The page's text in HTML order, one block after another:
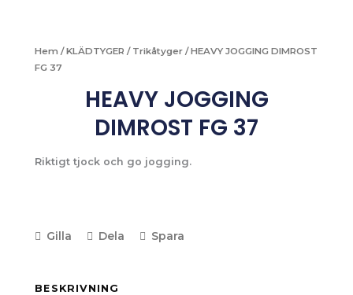
Hem /KLÄDTYGER / Trikåtyger / HEAVY JOGGING DIMROST
FG 37
HEAVY JOGGING
DIMROST FG 37
Riktigt tjock och go jogging.
Gilla Dela Spara
BESKRIVNING